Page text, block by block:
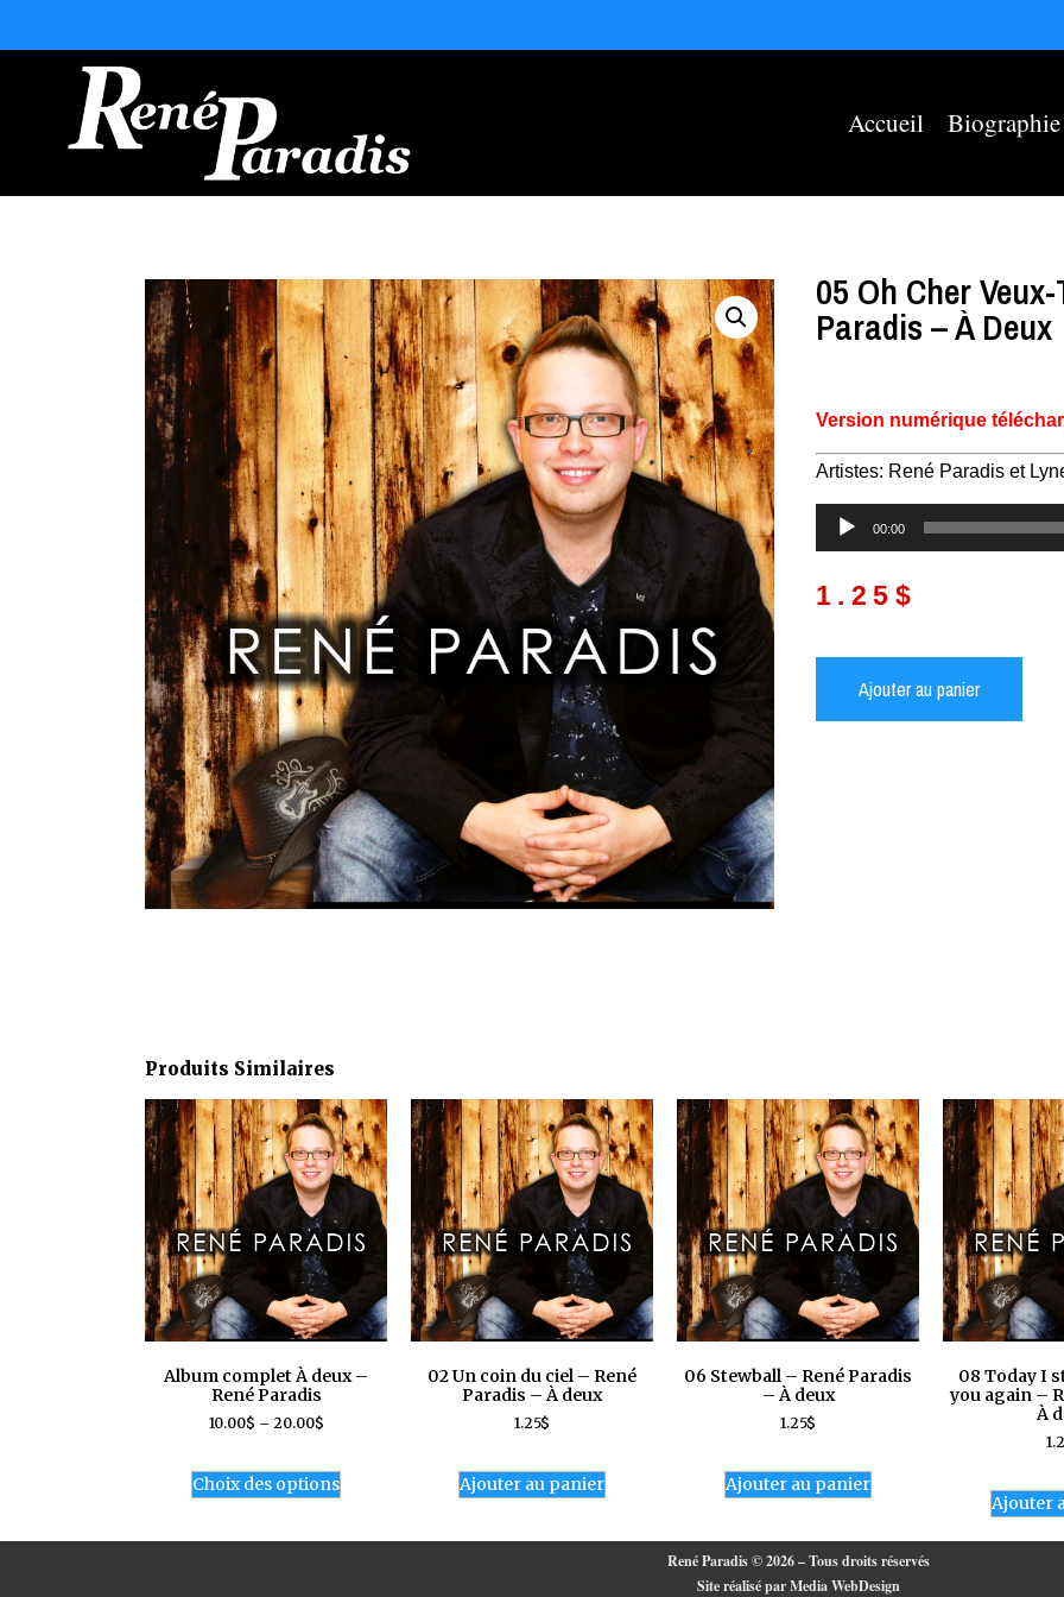
Accueil Biographie
05 Oh Cher
Paradis – À Deux
Version numérique
Artistes: René Paradis et
Lecteur
audio
00:00
1.25 $
Ajouter au panier
Produits Similaires
Album complet À deux –
René Paradis
10.00$ – 20.00$
Choix des options
02 Un coin du ciel – René
Paradis – À deux
1.25$
Ajouter au panier
06 Stewball – René Paradis
– À deux
1.25$
Ajouter au panier
08 Today I
you again –
À
Ajouter
René Paradis © 2026 – Tous droits réservés
Site réalisé par Media WebDesign